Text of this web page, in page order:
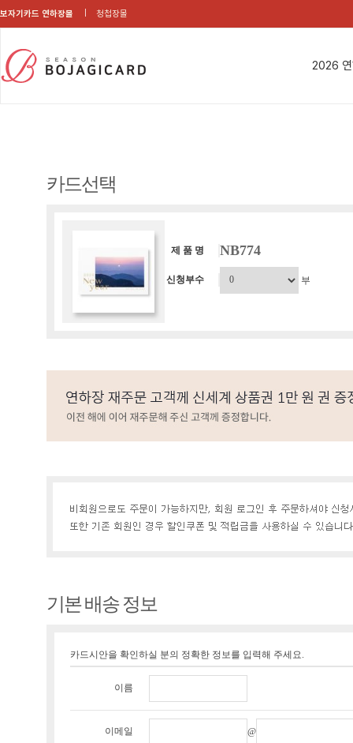
보자기카드 연하장몰 청첩장몰
2026
카드선택
제 품 명 NB774
신청부수 부
기본 배송 정보
카드시안을 확인하실 분의 정확한 정보를 입력해 주세요.
이름
이메일 @